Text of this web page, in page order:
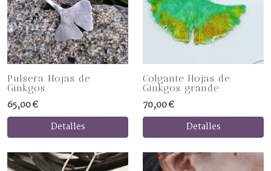
Pulsera Hojas de
Ginkgos
65,00 €
Detalles
Colgante Hojas de
Ginkgos grande
70,00 €
Detalles